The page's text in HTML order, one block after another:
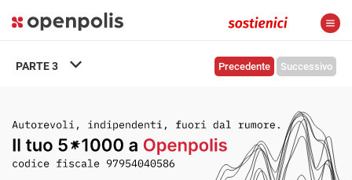
Precedente Successivo
PARTE3